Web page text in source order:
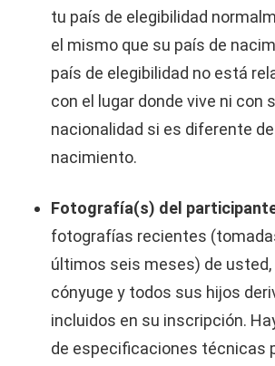
tu país de elegibilidad
el mismo que su país de
país de elegibilidad no está
con el lugar donde vive ni con
nacionalidad si es diferente
nacimiento.
Fotografía(s) del
fotografías recientes
últimos seis meses) de usted,
cónyuge y todos sus hijos
incluidos en su inscripción.
de especificaciones técnicas